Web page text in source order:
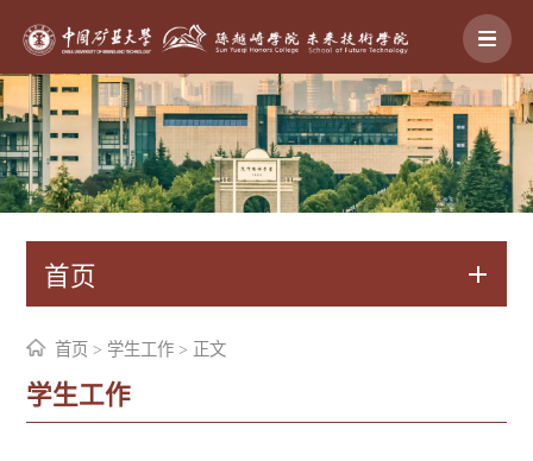
首页
学生工作
首页 > 学生工作 > 正文